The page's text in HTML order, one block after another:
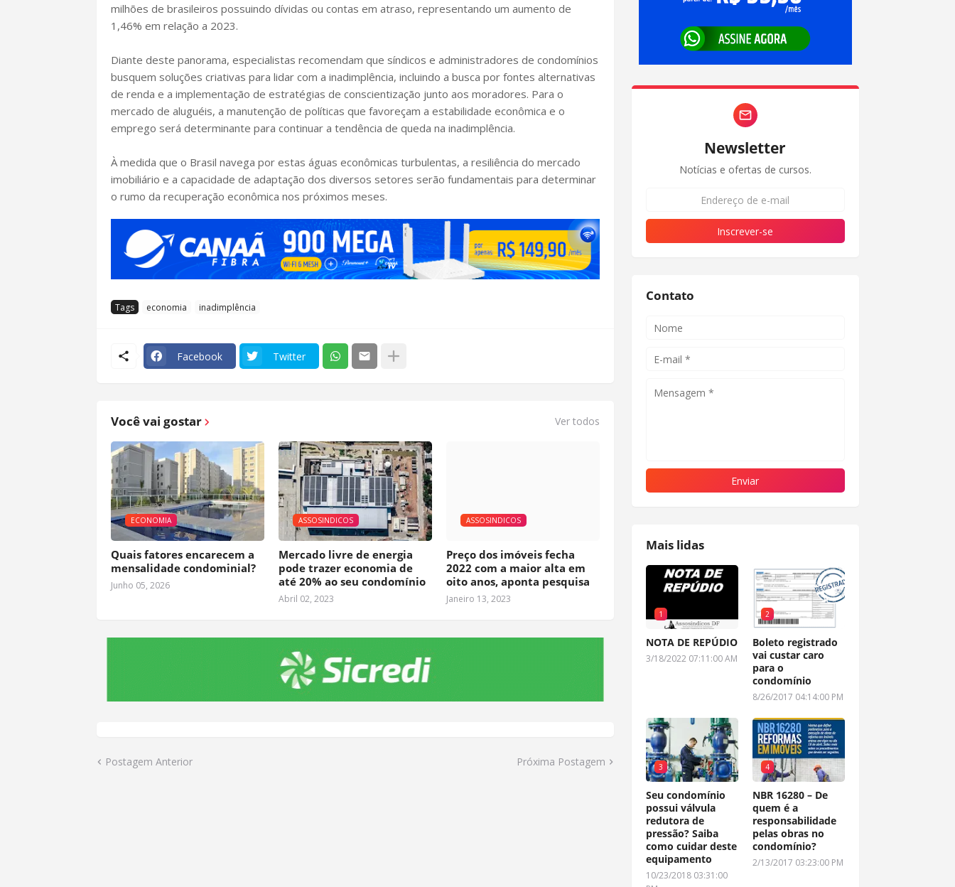
milhões de brasileiros possuindo dívidas ou contas em atraso, representando um aumento de
1,46% em relação a 2023.
Diante deste panorama, especialistas recomendam que síndicos e administradores de condomínios
busquem soluções criativas para lidar com a inadimplência, incluindo a busca por fontes alternativas
de renda e a implementação de estratégias de conscientização junto aos moradores. Para o
mercado de aluguéis, a manutenção de políticas que favoreçam a estabilidade econômica e o
emprego será determinante para continuar a tendência de queda na inadimplência.
À medida que o Brasil navega por estas águas econômicas turbulentas, a resiliência do mercado
imobiliário e a capacidade de adaptação dos diversos setores serão fundamentais para determinar
o rumo da recuperação econômica nos próximos meses.
Tags economia inadimplência
Facebook Twitter
Você vai gostar Ver todos
ECONOMIA
Quais fatores encarecem a
mensalidade condominial?
Junho 05, 2026
ASSOSINDICOS
Mercado livre de energia
pode trazer economia de
até 20% ao seu condomínio
Abril 02, 2023
ASSOSINDICOS
Preço dos imóveis fecha
2022 com a maior alta em
oito anos, aponta pesquisa
Janeiro 13, 2023
Postagem Anterior Próxima Postagem
Newsletter
Notícias e ofertas de cursos.
Contato
Mais lidas
1
NOTA DE REPÚDIO
3/18/2022 07:11:00 AM
2
Boleto registrado
vai custar caro
para o
condomínio
8/26/2017 04:14:00 PM
3
Seu condomínio
possui válvula
redutora de
pressão? Saiba
como cuidar deste
equipamento
10/23/2018 03:31:00
4
NBR 16280 – De
quem é a
responsabilidade
pelas obras no
condomínio?
2/13/2017 03:23:00 PM